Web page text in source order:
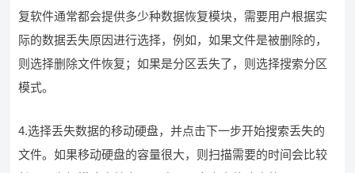
复软件通常都会提供多少种数据恢复模块，需要用户根据实
际的数据丢失原因进行选择，例如，如果文件是被删除的，
则选择删除文件恢复；如果是分区丢失了，则选择搜索分区
模式。
4.选择丢失数据的移动硬盘，并点击下一步开始搜索丢失的
文件。如果移动硬盘的容量很大，则扫描需要的时间会比较